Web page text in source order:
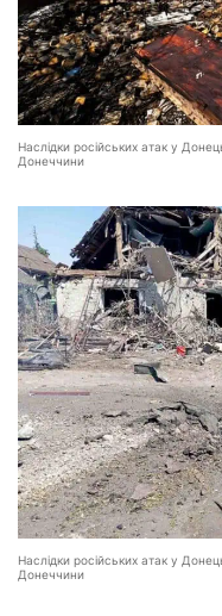
Наслідки російських атак у
Донеччини
Наслідки російських атак у
Донеччини